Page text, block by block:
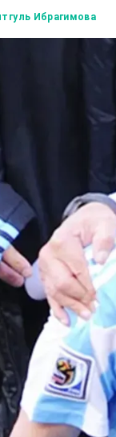
Ибрагимова